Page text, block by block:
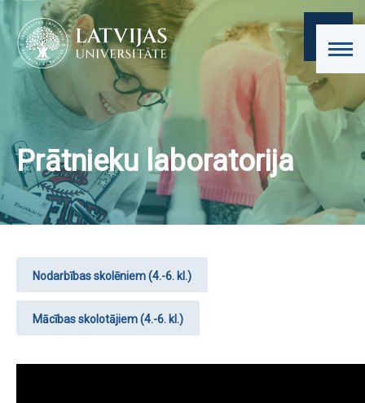
Prātnieku laboratorija
Nodarbības skolēniem (4.-6. kl.)
Mācības skolotājiem (4.-6. kl.)